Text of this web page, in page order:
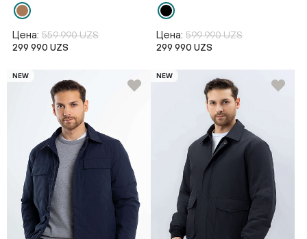
Цена: 559 990 UZS
299 990 UZS
Цена: 599 990 UZS
299 990 UZS
NEW NEW